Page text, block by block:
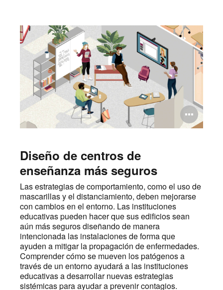
Diseño de centros de
enseñanza más seguros
Las estrategias de comportamiento, como el uso de
mascarillas y el distanciamiento, deben mejorarse
con cambios en el entorno. Las instituciones
educativas pueden hacer que sus edificios sean
aún más seguros diseñando de manera
intencionada las instalaciones de forma que
ayuden a mitigar la propagación de enfermedades.
Comprender cómo se mueven los patógenos a
través de un entorno ayudará a las instituciones
educativas a desarrollar nuevas estrategias
sistémicas para ayudar a prevenir contagios.